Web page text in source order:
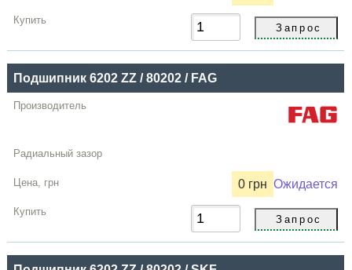
Подшипник 6202 ZZ / 80202 / FAG
0 грн Ожидается